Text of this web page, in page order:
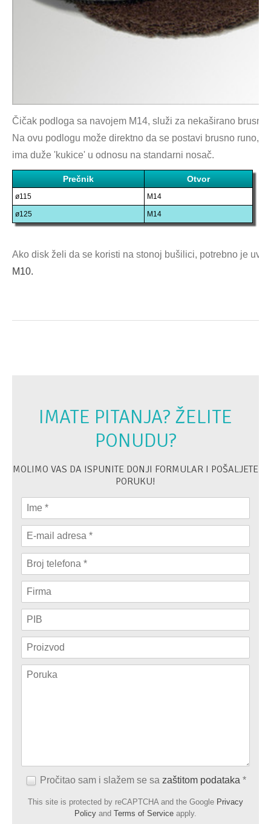
Čičak podloga sa navojem M14, služi za nekaširano brusno
Na ovu podlogu može direktno da se postavi brusno runo,
ima duže 'kukice' u odnosu na standarni nosač.
Prečnik Otvor
ø115 M14
ø125 M14
Ako disk želi da se koristi na stonoj bušilici, potrebno je
M10.
IMATE PITANJA? ŽELITE
PONUDU?
MOLIMO VAS DA ISPUNITE DONJI FORMULAR I POŠALJETE
PORUKU!
Pročitao sam i slažem se sa zaštitom podataka *
This site is protected by reCAPTCHA and the Google Privacy
Policy and Terms of Service apply.